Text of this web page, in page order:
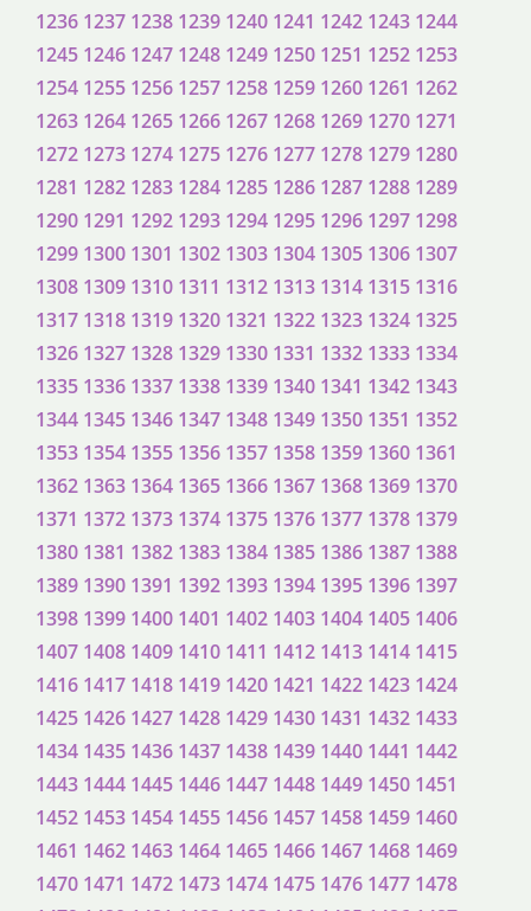
1236 1237 1238 1239 1240 1241 1242 1243 1244
1245 1246 1247 1248 1249 1250 1251 1252 1253
1254 1255 1256 1257 1258 1259 1260 1261 1262
1263 1264 1265 1266 1267 1268 1269 1270 1271
1272 1273 1274 1275 1276 1277 1278 1279 1280
1281 1282 1283 1284 1285 1286 1287 1288 1289
1290 1291 1292 1293 1294 1295 1296 1297 1298
1299 1300 1301 1302 1303 1304 1305 1306 1307
1308 1309 1310 1311 1312 1313 1314 1315 1316
1317 1318 1319 1320 1321 1322 1323 1324 1325
1326 1327 1328 1329 1330 1331 1332 1333 1334
1335 1336 1337 1338 1339 1340 1341 1342 1343
1344 1345 1346 1347 1348 1349 1350 1351 1352
1353 1354 1355 1356 1357 1358 1359 1360 1361
1362 1363 1364 1365 1366 1367 1368 1369 1370
1371 1372 1373 1374 1375 1376 1377 1378 1379
1380 1381 1382 1383 1384 1385 1386 1387 1388
1389 1390 1391 1392 1393 1394 1395 1396 1397
1398 1399 1400 1401 1402 1403 1404 1405 1406
1407 1408 1409 1410 1411 1412 1413 1414 1415
1416 1417 1418 1419 1420 1421 1422 1423 1424
1425 1426 1427 1428 1429 1430 1431 1432 1433
1434 1435 1436 1437 1438 1439 1440 1441 1442
1443 1444 1445 1446 1447 1448 1449 1450 1451
1452 1453 1454 1455 1456 1457 1458 1459 1460
1461 1462 1463 1464 1465 1466 1467 1468 1469
1470 1471 1472 1473 1474 1475 1476 1477 1478